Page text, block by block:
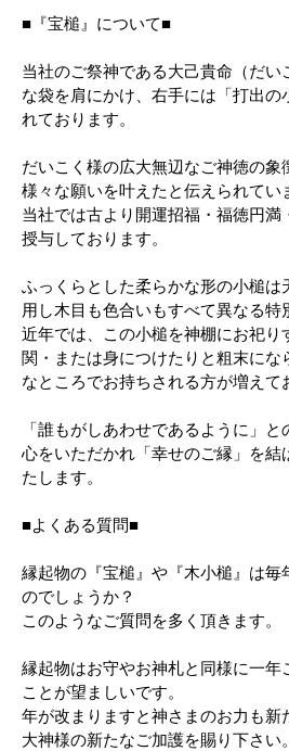
■『宝槌』について■
当社のご祭神である大己貴命（だい
な袋を肩にかけ、右手には「打出の
れております。
だいこく様の広大無辺なご神徳の象
様々な願いを叶えたと伝えられてい
当社では古より開運招福・福徳円満
授与しております。
ふっくらとした柔らかな形の小槌は
用し木目も色合いもすべて異なる特
近年では、この小槌を神棚にお祀り
関・または身につけたりと粗末にな
なところでお持ちされる方が増えて
「誰もがしあわせであるように」
心をいただかれ「幸せのご縁」を結
たします。
■よくある質問■
縁起物の『宝槌』や『木小槌』は毎
のでしょうか？
このようなご質問を多く頂きます。
縁起物はお守やお神札と同様に一年
ことが望ましいです。
年が改まりますと神さまのお力も新
大神様の新たなご加護を賜り下さい。